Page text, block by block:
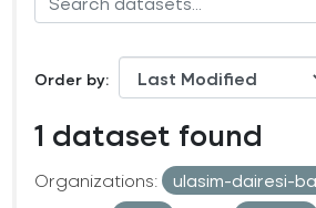
Order by
1 dataset found
Organizations:
ulasim-dairesi-